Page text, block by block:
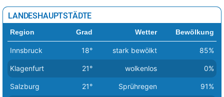
LANDESHAUPTSTÄDTE
Region Grad Wetter Bewölkung
Innsbruck 18° stark bewölkt 85%
Klagenfurt 21° wolkenlos 0%
Salzburg 21° Sprühregen 91%